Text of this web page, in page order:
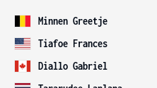
Minnen Greetje
Tiafoe Frances
Diallo Gabriel